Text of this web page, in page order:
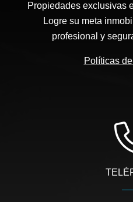
Propiedades exclusivas
Logre su meta
profesional y
Políticas